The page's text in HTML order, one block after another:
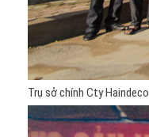
Trụ sở chính Cty Haindeco